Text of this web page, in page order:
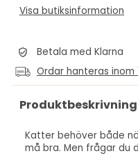
Visa butiksinformation
Betala med Klarna
Ordar hanteras inom
Produktbeskrivning
Katter behöver både
må bra. Men frågar du